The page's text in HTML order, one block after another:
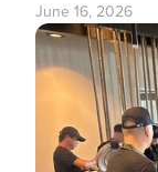
June 16, 2026